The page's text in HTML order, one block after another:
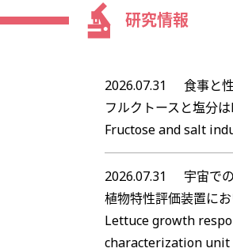
研究情報
2026.07.31
食事と
フルクトースと塩分
Fructose and salt
2026.07.31
宇宙で
植物特性評価装置に
Lettuce growth
characterization unit